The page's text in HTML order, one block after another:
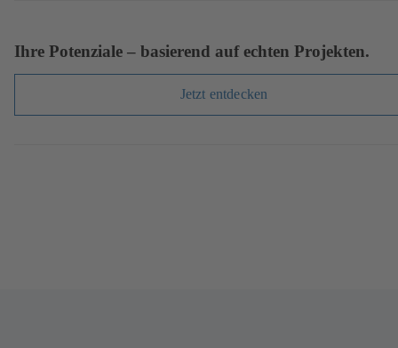
Ihre Potenziale – basierend auf echten Projekten.
Jetzt entdecken